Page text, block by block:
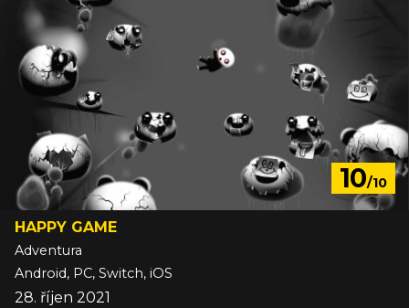
10/10
HAPPY GAME
Adventura
Android, PC, Switch, iOS
28. říjen 2021